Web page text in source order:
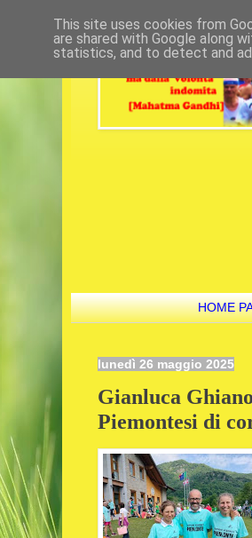
HOME
lunedì 26 maggio 2025
Gianluca
Piemontesi di
This site uses cookies from
are shared with Google along
statistics, and to detect and